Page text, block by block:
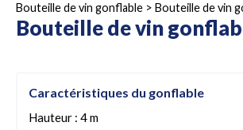
Bouteille de vin gonflable > Bouteille de vin
Bouteille de vin
Caractéristiques du gonflable
Hauteur : 4 m